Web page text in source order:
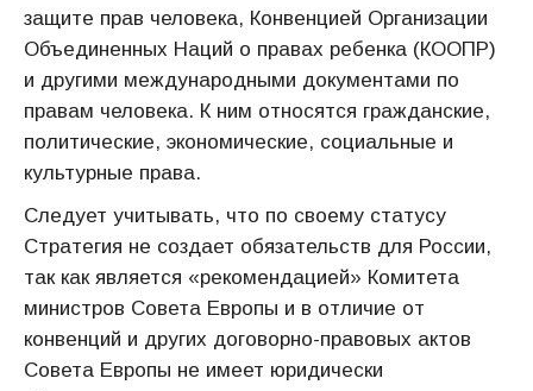
защите прав человека, Конвенцией Организации
Объединенных Наций о правах ребенка (КООПР)
и другими международными документами по
правам человека. К ним относятся гражданские,
политические, экономические, социальные и
культурные права.
Следует учитывать, что по своему статусу
Стратегия не создает обязательств для России,
так как является «рекомендацией» Комитета
министров Совета Европы и в отличие от
конвенций и других договорно-правовых актов
Совета Европы не имеет юридически